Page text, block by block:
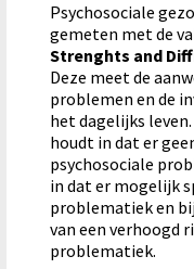
Psychosociale
gemeten met de
Strenghts and
Deze meet de
problemen en de
het dagelijks
houdt in dat er
psychosociale
in dat er mogelijk
problematiek en
van een verhoogd
problematiek.